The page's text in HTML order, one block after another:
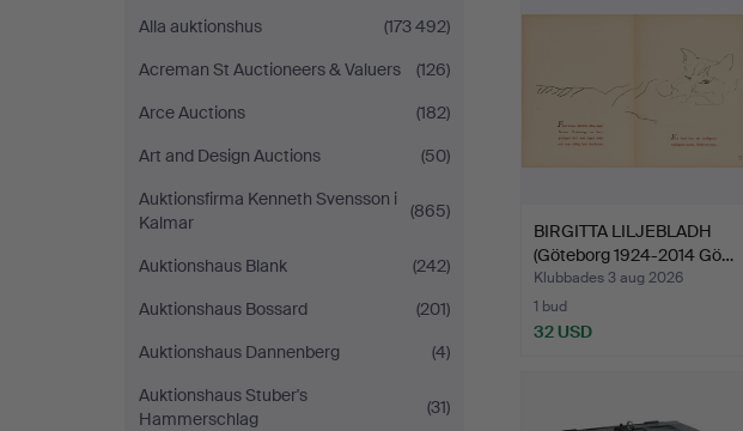
Alla auktionshus
(173 492)
Acreman St Auctioneers & Valuers
(126)
Arce Auctions
(182)
Art and Design Auctions
(50)
Auktionsfirma Kenneth Svensson i
Kalmar
(865)
Auktionshaus Blank
(242)
Auktionshaus Bossard
(201)
Auktionshaus Dannenberg
(4)
Auktionshaus Stuber's
Hammerschlag
(31)
BIRGITTA LILJEBLADH
(Göteborg 1924-2014 Gö…
Klubbades 3 aug 2026
1 bud
32 USD